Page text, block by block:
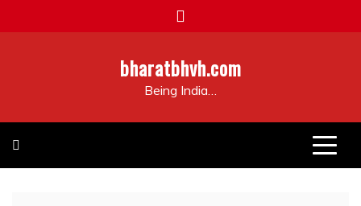
to
bharatbhvh.com
Being India…